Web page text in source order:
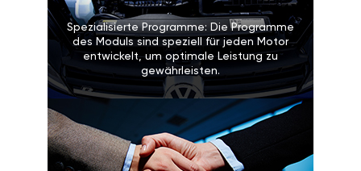
Spezialisierte Programme: Die Programme
des Moduls sind speziell für jeden Motor
entwickelt, um optimale Leistung zu
gewährleisten.